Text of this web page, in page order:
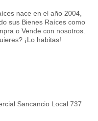
nace en el año 2004,
sus Bienes Raíces como
o Vende con nosotros.
¡Lo habitas!
Sancancio Local 737